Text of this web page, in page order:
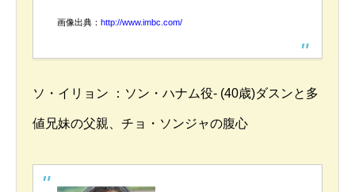
画像出典： http://www.imbc.com/
ソ・イリョン ：ソン・ハナム役- (40歳)ダスンと多
値兄妹の父親、チョ・ソンジャの腹心